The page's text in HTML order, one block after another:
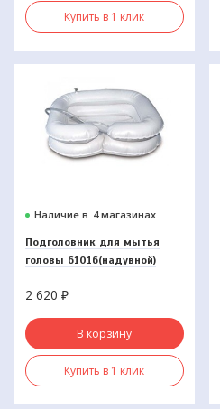
Купить в 1 клик
Наличие в 4 магазинах
Подголовник для мытья
головы 61016(надувной)
2 620 ₽
В корзину
Купить в 1 клик